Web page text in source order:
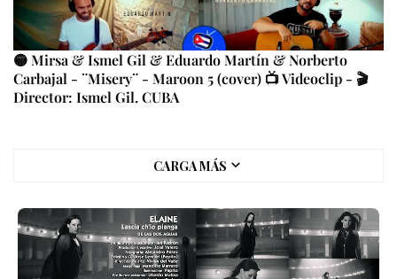
🟡 Mirsa & Ismel Gil & Eduardo Martín & Norberto
Carbajal - ¨Misery¨ - Maroon 5 (cover) 📺 Videoclip - 🎬
Director: Ismel Gil. CUBA
CARGA MÁS